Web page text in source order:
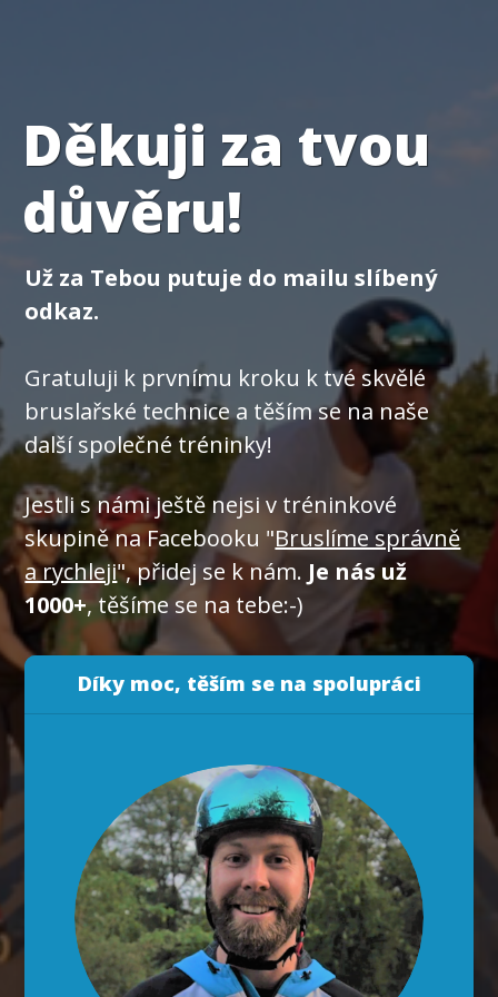
Děkuji za tvou
důvěru!
Už za Tebou putuje do mailu slíbený
odkaz.
Gratuluji k prvnímu kroku k tvé skvělé
bruslařské technice a těším se na naše
další společné tréninky!
Jestli s námi ještě nejsi v tréninkové
skupině na Facebooku "Bruslíme správně
a rychleji", přidej se k nám. Je nás už
1000+, těšíme se na tebe:-)
Díky moc, těším se na spolupráci